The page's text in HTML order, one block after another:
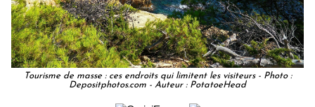
Tourisme de masse : ces endroits qui limitent les visiteurs - Photo :
Depositphotos.com - Auteur : PotatoeHead